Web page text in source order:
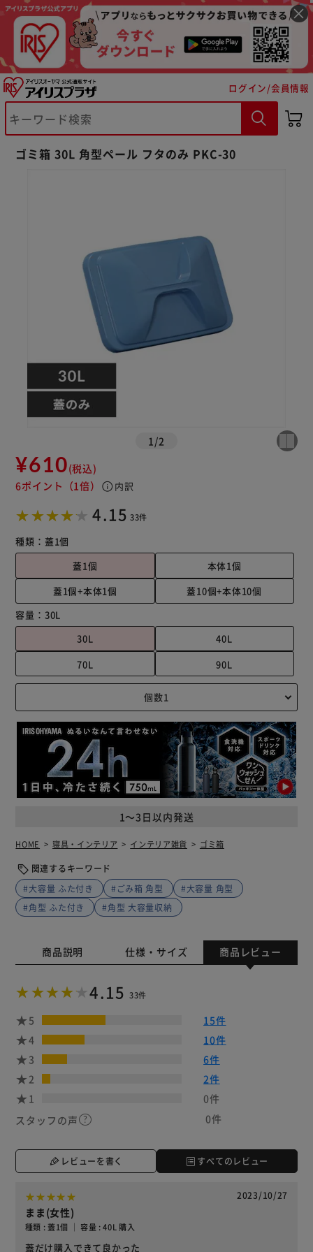
ログイン/会員情報
ゴミ箱 30L 角型ペール フタのみ PKC-30
1 /2
¥610(税込)
6ポイント （1倍） info 内訳
4.15 33件
種類： 蓋1個
蓋1個
本体1個
蓋1個+本体1個
蓋10個+本体10個
容量： 30L
30L
40L
70L
90L
1～3日以内発送
HOME 寝具・インテリア インテリア雑貨 ゴミ箱
関連するキーワード
#大容量 ふた付き
#ごみ箱 角型
#大容量 角型
#角型 ふた付き
#角型 大容量収納
商品説明 仕様・サイズ 商品レビュー
4.15 33件
5
15件
4
10件
3
6件
2
2件
1
0件
スタッフの声
0件
レビューを書く すべてのレビュー
2023/10/27
まま(女性)
種類 : 蓋1個 ｜ 容量 : 40L 購入
蓋だけ購入できて良かった
※ご確認ください